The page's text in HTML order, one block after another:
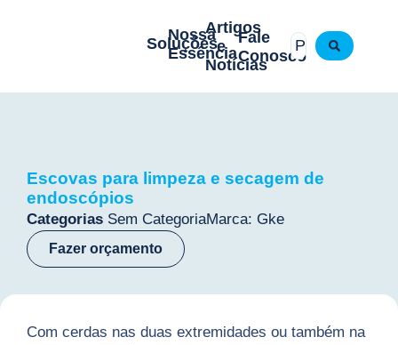
Soluções
Nossa
Essência
Artigos
e
Notícias
Fale
Conosco
Escovas para limpeza e secagem de
endoscópios
Categorias Sem CategoriaMarca: Gke
Fazer orçamento
Com cerdas nas duas extremidades ou também na